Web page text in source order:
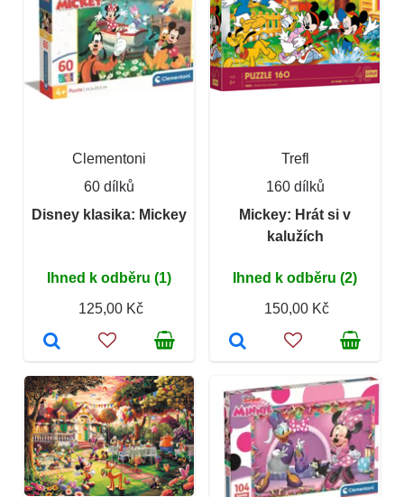
Clementoni
60 dílků
Disney klasika: Mickey
Ihned k odběru (1)
125,00 Kč
Trefl
160 dílků
Mickey: Hrát si v
kalužích
Ihned k odběru (2)
150,00 Kč